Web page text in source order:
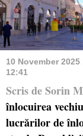
10 November 2025
12:41
Scris de Sorin
înlocuirea
lucrărilor de